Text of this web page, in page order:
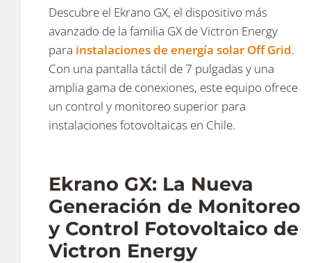
Descubre el Ekrano GX, el dispositivo más
avanzado de la familia GX de Victron Energy
para instalaciones de energía solar Off Grid.
Con una pantalla táctil de 7 pulgadas y una
amplia gama de conexiones, este equipo ofrece
un control y monitoreo superior para
instalaciones fotovoltaicas en Chile.
Ekrano GX: La Nueva
Generación de Monitoreo
y Control Fotovoltaico de
Victron Energy